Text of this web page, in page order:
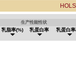
生产性能性状
乳脂率(%) 乳蛋白率 乳蛋白